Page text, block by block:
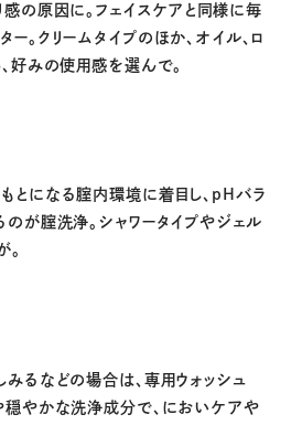
の原因に。フェイスケアと同様に毎
。クリームタイプのほか、オイル、ロ
好みの使用感を選んで。
とになる腟内環境に着目し、pHバラ
のが腟洗浄。シャワータイプやジェル
。
るなどの場合は、専用ウォッシュ
穏やかな洗浄成分で、においケアや